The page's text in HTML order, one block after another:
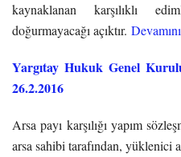
kaynaklanan karşılıklı
doğurmayacağı açıktır.
Yargıtay Hukuk Genel
26.2.2016
Arsa payı karşılığı yapım
arsa sahibi tarafından, yüklenici